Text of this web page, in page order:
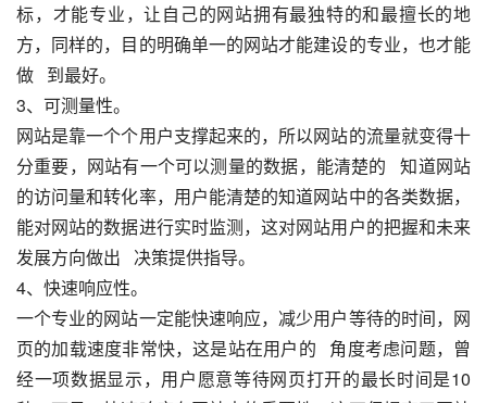
标，才能专业，让自己的网站拥有最独特的和最擅长的地
方，同样的，目的明确单一的网站才能建设的专业，也才能
做   到最好。
3、可测量性。
网站是靠一个个用户支撑起来的，所以网站的流量就变得十
分重要，网站有一个可以测量的数据，能清楚的   知道网站
的访问量和转化率，用户能清楚的知道网站中的各类数据，
能对网站的数据进行实时监测，这对网站用户的把握和未来
发展方向做出   决策提供指导。
4、快速响应性。
一个专业的网站一定能快速响应，减少用户等待的时间，网
页的加载速度非常快，这是站在用户的   角度考虑问题，曾
经一项数据显示，用户愿意等待网页打开的最长时间是10